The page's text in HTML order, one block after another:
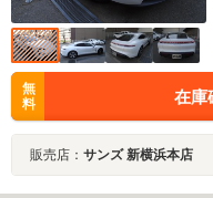
無
料
在庫
販売店： サンズ 新横浜本店